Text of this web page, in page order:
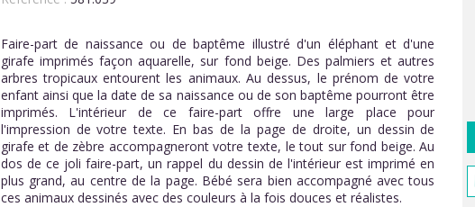
Faire-part de naissance ou de baptême illustré d'un éléphant et d'une
girafe imprimés façon aquarelle, sur fond beige. Des palmiers et autres
arbres tropicaux entourent les animaux. Au dessus, le prénom de votre
enfant ainsi que la date de sa naissance ou de son baptême pourront être
imprimés. L'intérieur de ce faire-part offre une large place pour
l'impression de votre texte. En bas de la page de droite, un dessin de
girafe et de zèbre accompagneront votre texte, le tout sur fond beige. Au
dos de ce joli faire-part, un rappel du dessin de l'intérieur est imprimé en
plus grand, au centre de la page. Bébé sera bien accompagné avec tous
ces animaux dessinés avec des couleurs à la fois douces et réalistes.